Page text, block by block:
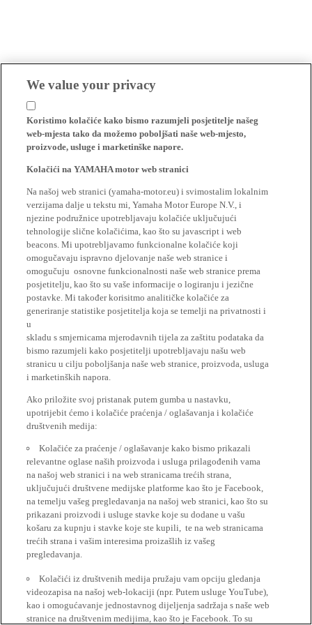
We value your privacy
Koristimo kolačiće kako bismo razumjeli posjetitelje našeg
web-mjesta tako da možemo poboljšati naše web-mjesto,
proizvode, usluge i marketinške napore.
Kolačići na YAMAHA motor web stranici
Na našoj web stranici (yamaha-motor.eu) i svimostalim lokalnim
verzijama dalje u tekstu mi, Yamaha Motor Europe N.V., i
njezine podružnice upotrebljavaju kolačiće uključujući
tehnologije slične kolačićima, kao što su javascript i web
beacons. Mi upotrebljavamo funkcionalne kolačiće koji
omogučavaju ispravno djelovanje naše web stranice i
omogučuju osnovne funkcionalnosti naše web stranice prema
posjetitelju, kao što su vaše informacije o logiranju i jezične
postavke. Mi također korisitmo analitičke kolačiće za
generiranje statistike posjetitelja koja se temelji na privatnosti i
u
skladu s smjernicama mjerodavnih tijela za zaštitu podataka da
bismo razumjeli kako posjetitelji upotrebljavaju našu web
stranicu u cilju poboljšanja naše web stranice, proizvoda, usluga
i marketinških napora.
Ako priložite svoj pristanak putem gumba u nastavku,
upotrijebit ćemo i kolačiće praćenja / oglašavanja i kolačiće
društvenih medija:
Kolačiće za praćenje / oglašavanje kako bismo prikazali
relevantne oglase naših proizvoda i usluga prilagođenih vama
na našoj web stranici i na web stranicama trećih strana,
uključujući društvene medijske platforme kao što je Facebook,
na temelju vašeg pregledavanja na našoj web stranici, kao što su
prikazani proizvodi i usluge stavke koje su dodane u vašu
košaru za kupnju i stavke koje ste kupili, te na web stranicama
trećih strana i vašim interesima proizašlih iz vašeg
pregledavanja.
Kolačići iz društvenih medija pružaju vam opciju gledanja
videozapisa na našoj web-lokaciji (npr. Putem usluge YouTube),
kao i omogućavanje jednostavnog dijeljenja sadržaja s naše web
stranice na društvenim medijima, kao što je Facebook. To su